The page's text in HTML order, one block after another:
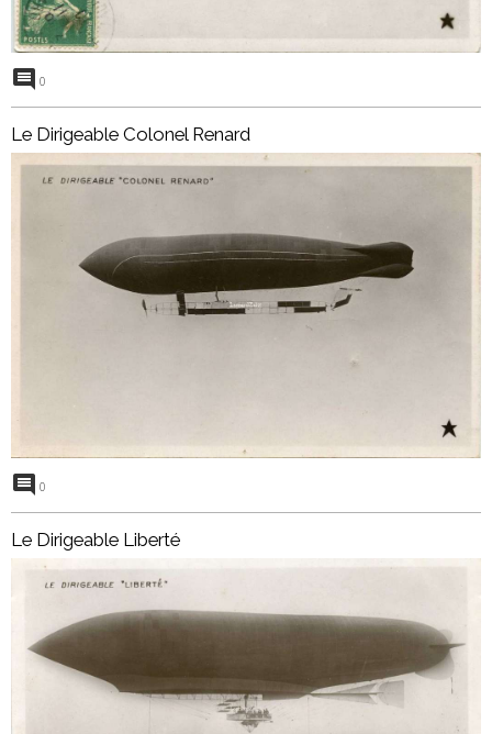
0
Le Dirigeable Colonel Renard
0
Le Dirigeable Liberté